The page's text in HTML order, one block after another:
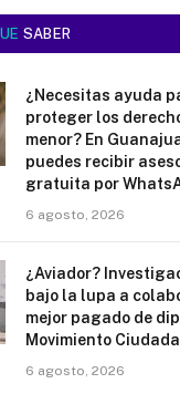
SABER
¿Necesitas ayuda
proteger los
menor? En
puedes recibir
gratuita por
6 agosto, 2026
¿Aviador?
bajo la lupa a
mejor pagado de
Movimiento
6 agosto, 2026